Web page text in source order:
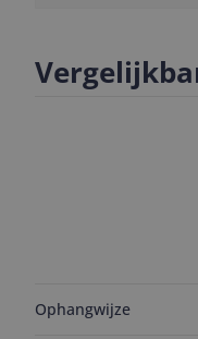
Ophangwijze